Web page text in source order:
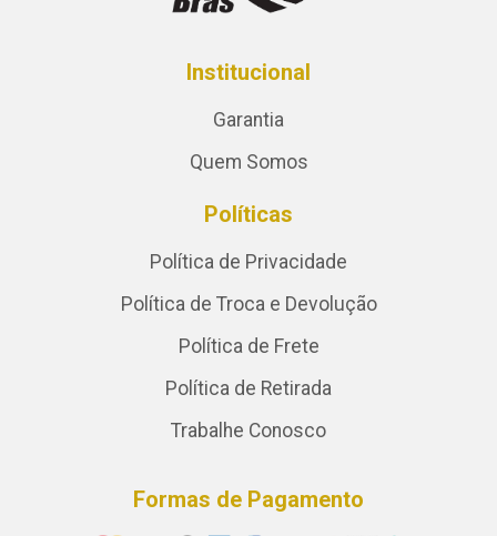
Institucional
Garantia
Quem Somos
Políticas
Política de Privacidade
Política de Troca e Devolução
Política de Frete
Política de Retirada
Trabalhe Conosco
Formas de Pagamento